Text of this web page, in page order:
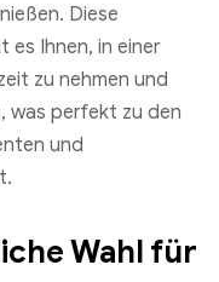
Diese
es Ihnen, in einer
zu nehmen und
was perfekt zu den
und
Wahl für